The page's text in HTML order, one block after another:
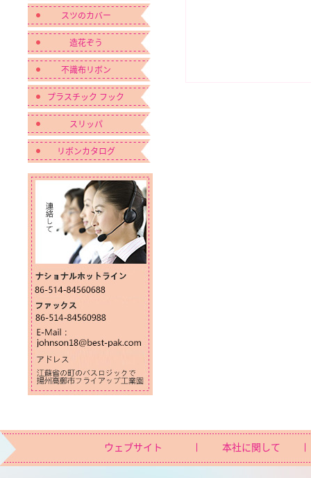
スツのカバー
造花ぞう
不識布リボン
プラスチック フック
スリッパ
リボンカタログ
ウェブサイト 本社に関して